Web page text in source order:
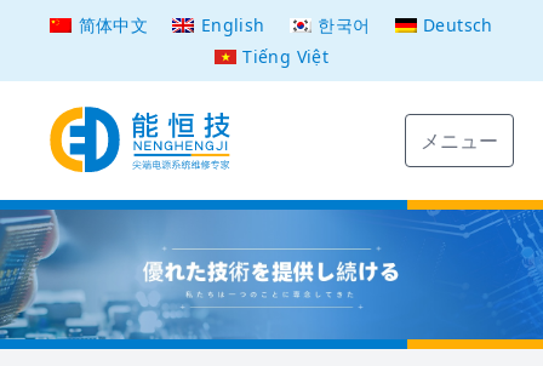
简体中文 English 한국어
Deutsch
Tiếng Việt
メニュー